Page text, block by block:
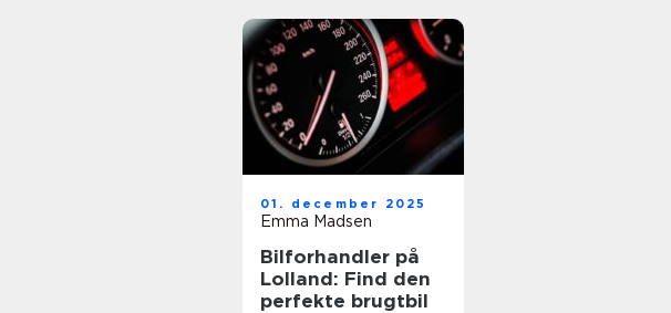
01. december 2025
Emma Madsen
Bilforhandler på
Lolland: Find den
perfekte brugtbil